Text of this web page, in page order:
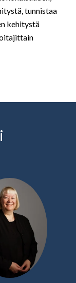
tunnistaa
kehitystä